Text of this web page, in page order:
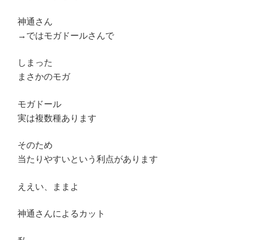
神通さん
→ではモガドールさんで
しまった
まさかのモガ
モガドール
実は複数種あります
そのため
当たりやすいという利点があります
ええい、ままよ
神通さんによるカット